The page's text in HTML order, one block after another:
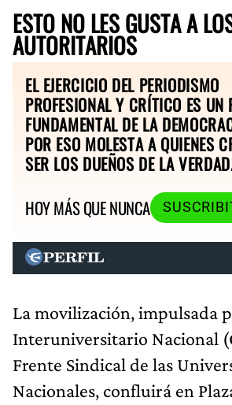
ESTO NO LES GUSTA A
AUTORITARIOS
EL EJERCICIO DEL PERIODISMO
PROFESIONAL Y CRÍTICO ES UN
FUNDAMENTAL DE LA
POR ESO MOLESTA A QUIENES
SER LOS DUEÑOS DE LA
HOY MÁS QUE NUNCA
La movilización, impulsada
Interuniversitario Nacional
Frente Sindical de las
Nacionales, confluirá en